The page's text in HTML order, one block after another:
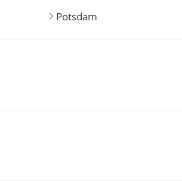
Potsdam